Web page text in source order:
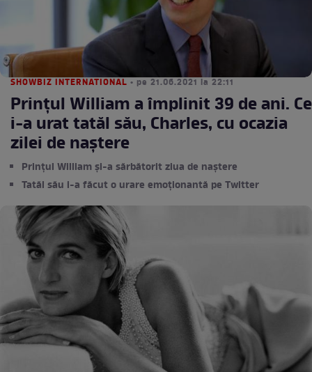
SHOWBIZ INTERNATIONAL • pe 21.06.2021 la 22:11
Prințul William a împlinit 39 de ani. Ce
i-a urat tatăl său, Charles, cu ocazia
zilei de naștere
Prințul William și-a sărbătorit ziua de naștere
Tatăl său i-a făcut o urare emoționantă pe Twitter